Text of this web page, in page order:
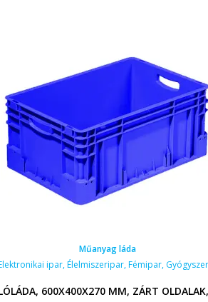
Műanyag láda
ipar,Élelmiszeripar,Fémipar,
600X400X270 MM, ZÁRT